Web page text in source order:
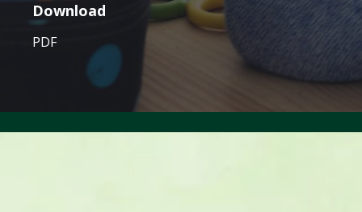
Download
PDF